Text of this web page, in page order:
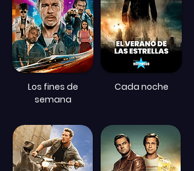
Los fines de
semana
Cada noche